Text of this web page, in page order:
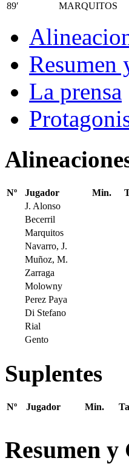
89′
MARQUITOS
Resumen
La prensa
Nº Jugador Min.
J. Alonso
Becerril
Marquitos
Navarro, J.
Muñoz, M.
Zarraga
Molowny
Perez Paya
Di Stefano
Rial
Gento
Suplentes
Nº Jugador Min.
Resumen y